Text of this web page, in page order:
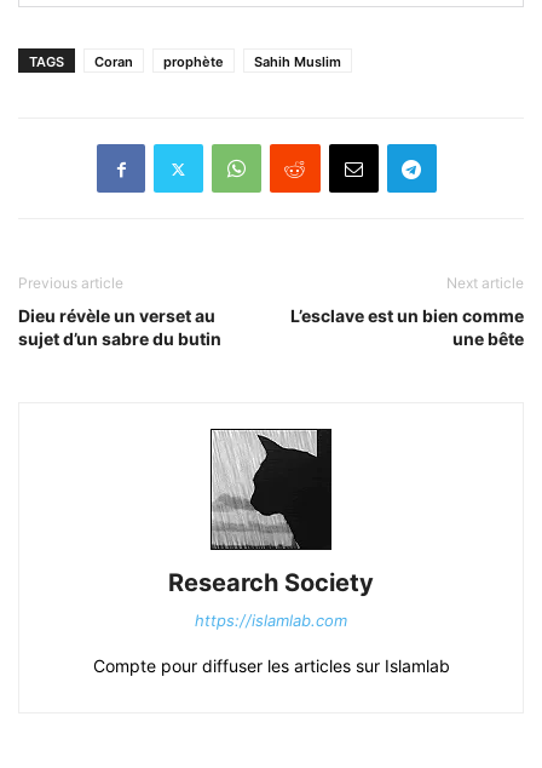
TAGS Coran prophète Sahih Muslim
Previous article
Dieu révèle un verset au
sujet d’un sabre du butin
Next article
L’esclave est un bien comme
une bête
Research Society
https://islamlab.com
Compte pour diffuser les articles sur Islamlab